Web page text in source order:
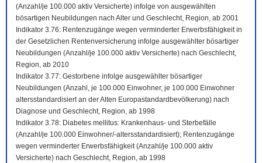
(Anzahl/je 100.000 aktiv Versicherte) infolge von ausgewählten
bösartigen Neubildungen nach Alter und Geschlecht, Region, ab 2001
Indikator 3.76: Rentenzugänge wegen verminderter Erwerbsfähigkeit in
der Gesetzlichen Rentenversicherung infolge ausgewählter bösartiger
Neubildungen (Anzahl/je 100.000 aktiv Versicherte) nach Geschlecht,
Region, ab 2010
Indikator 3.77: Gestorbene infolge ausgewählter bösartiger
Neubildungen (Anzahl, je 100.000 Einwohner, je 100.000 Einwohner
altersstandardisiert an der Alten Europastandardbevölkerung) nach
Diagnose und Geschlecht, Region, ab 1998
Indikator 3.78: Diabetes mellitus: Krankenhaus- und Sterbefälle
(Anzahl/je 100.000 Einwohner/-altersstandardisiert); Rentenzugänge
wegen verminderter Erwerbsfähigkeit (Anzahl/je 100.000 aktiv
Versicherte) nach Geschlecht, Region, ab 1998